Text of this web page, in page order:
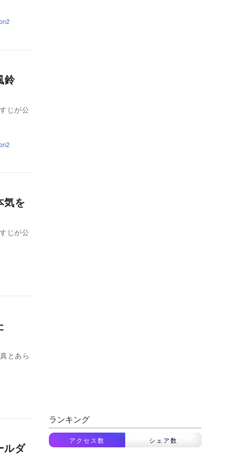
鈴
じが公
を
じが公
とあら
ルダ
ランキング
アクセス数 シェア数